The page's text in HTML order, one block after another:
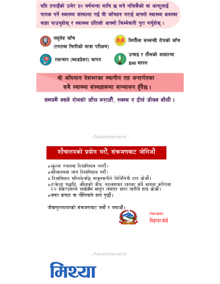
- Advertisement -
- Advertisement -